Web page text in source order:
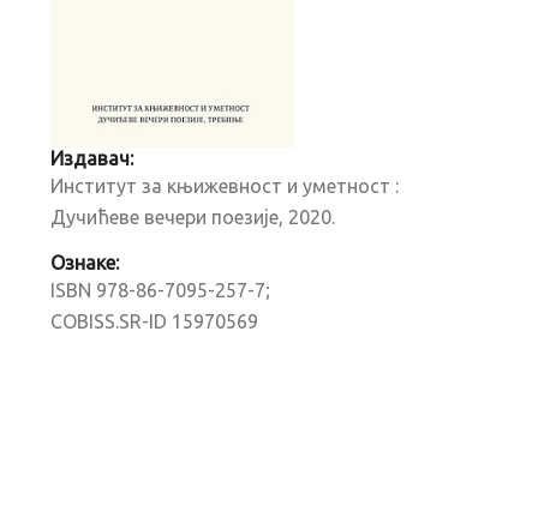
Издавач:
Институт за књижевност и уметност :
Дучићеве вечери поезије, 2020.
Ознаке:
ISBN 978-86-7095-257-7;
COBISS.SR-ID 15970569